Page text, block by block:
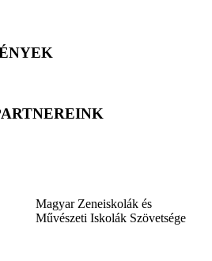
Magyar Zeneiskolák és
Művészeti Iskolák Szövetsége